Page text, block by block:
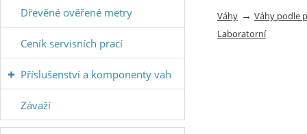
Váhy → Váhy podle
Laboratorní
Dřevěné ověřené metry
Ceník servisních prací
Příslušenství a komponenty vah
Závaží